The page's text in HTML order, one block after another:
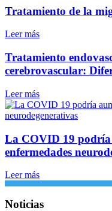
Tratamiento de la
Leer más
Tratamiento
cerebrovascular:
Leer más
La COVID 19 podría
enfermedades
Leer más
Noticias